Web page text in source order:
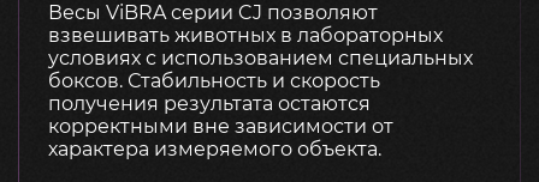
Весы ViBRA серии CJ позволяют
взвешивать животных в лабораторных
условиях с использованием специальных
боксов. Стабильность и скорость
получения результата остаются
корректными вне зависимости от
характера измеряемого объекта.